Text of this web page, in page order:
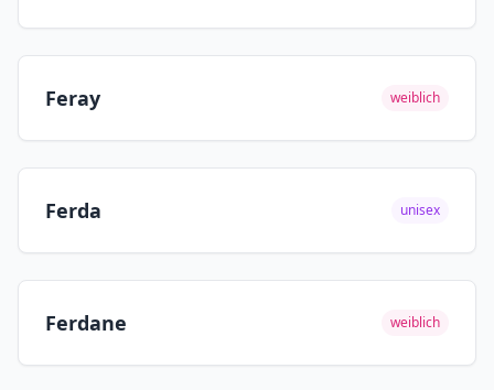
Feray weiblich
Ferda unisex
Ferdane weiblich